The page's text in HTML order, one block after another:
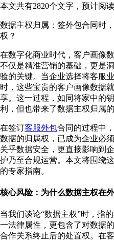
本文共有2820个文字，预计阅
数据主权归属：签外包合同时
权？
在数字化商业时代，客户画像
不仅是精准营销的基础，更是
验的关键。当企业选择将客服
时，这些宝贵的客户画像数据
享。这一过程，如同将家中的
利，但也带来了数据主权归属的
在签订客服外包合同的过程中
数据的归属权，已成为企业必
关乎数据安全，更直接影响到
护乃至合规运营。本文将围绕
的专家指南。
核心风险：为什么数据主权在
当我们谈论“数据主权”时，指
一法律属性，更包含了对数据
合作关系终止后的处置权。在